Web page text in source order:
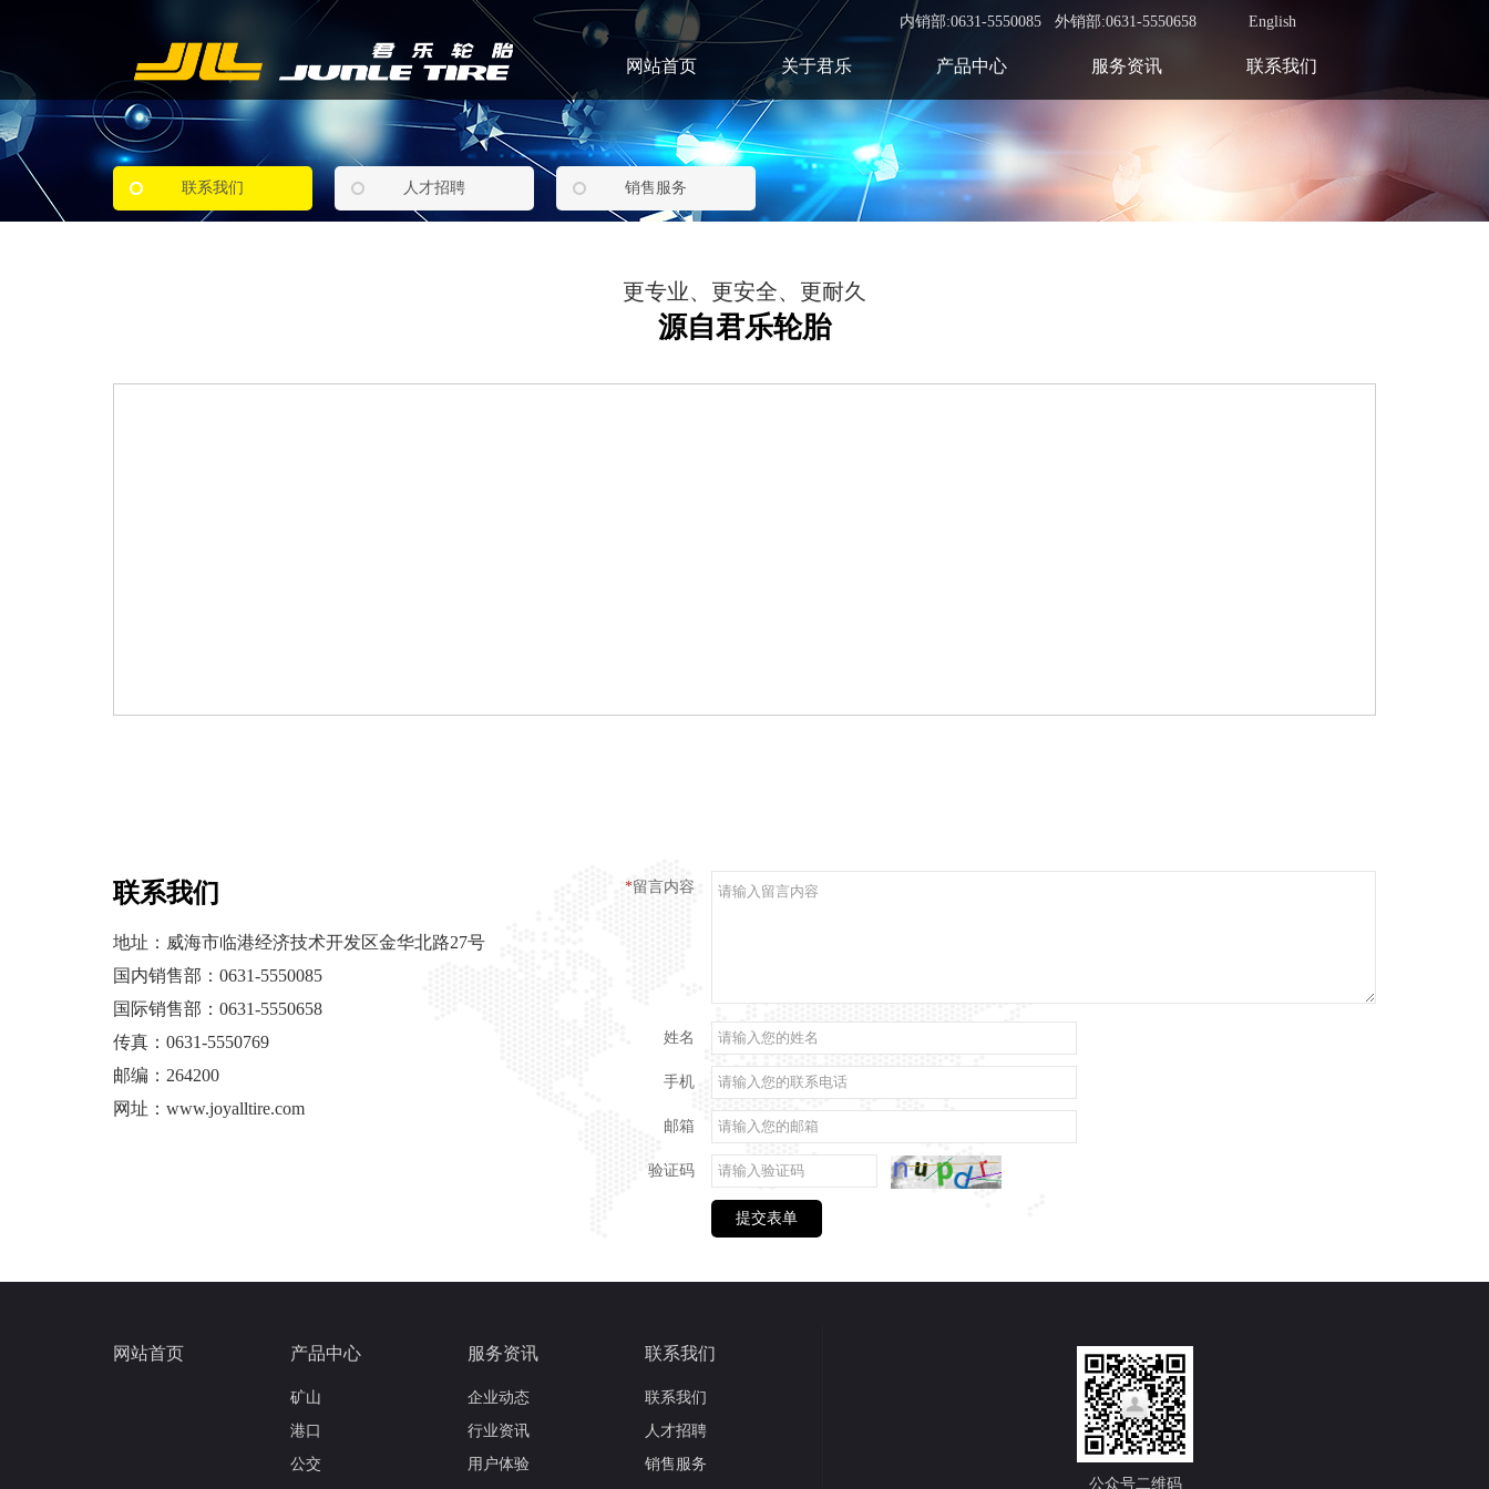
English
内销部:0631-5550085 外销部:0631-5550658
网站首页 关于君乐 产品中心 服务资讯 联系我们
联系我们 人才招聘 销售服务
更专业、更安全、更耐久
源自君乐轮胎
联系我们
地址：威海市临港经济技术开发区金华北路27号
国内销售部：0631-5550085
国际销售部：0631-5550658
传真：0631-5550769
邮编：264200
网址：www.joyalltire.com
*留言内容
姓名
手机
邮箱
验证码
提交表单
网站首页 产品中心
矿山
港口
公交
服务资讯
企业动态
行业资讯
用户体验
联系我们
联系我们
人才招聘
销售服务
公众号二维码